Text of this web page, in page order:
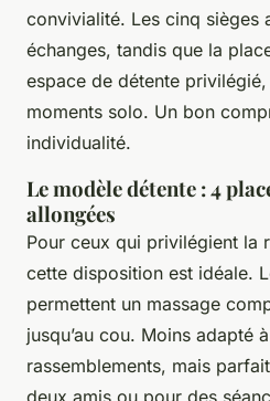
convivialité. Les cinq sièges
échanges, tandis que la
espace de détente
moments solo. Un bon
individualité.
Le modèle détente : 4
allongées
Pour ceux qui privilégient la
cette disposition est idéale.
permettent un massage
jusqu’au cou. Moins adapté
rassemblements, mais
deux amis ou pour des